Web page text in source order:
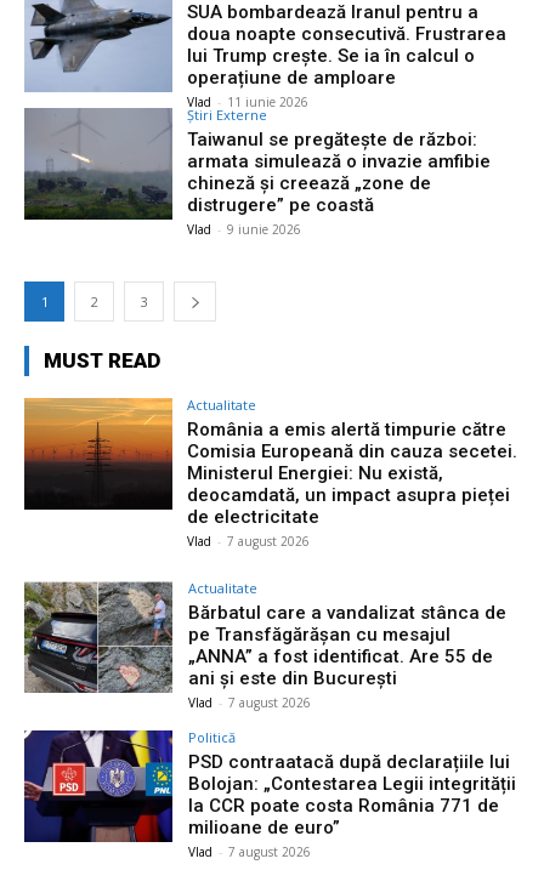
SUA bombardează Iranul pentru a
doua noapte consecutivă. Frustrarea
lui Trump crește. Se ia în calcul o
operațiune de amploare
Vlad - 11 iunie 2026
Știri Externe
Taiwanul se pregătește de război:
armata simulează o invazie amfibie
chineză și creează „zone de
distrugere” pe coastă
Vlad - 9 iunie 2026
1 2 3
MUST READ
Actualitate
România a emis alertă timpurie către
Comisia Europeană din cauza secetei.
Ministerul Energiei: Nu există,
deocamdată, un impact asupra pieței
de electricitate
Vlad - 7 august 2026
Actualitate
Bărbatul care a vandalizat stânca de
pe Transfăgărășan cu mesajul
„ANNA” a fost identificat. Are 55 de
ani și este din București
Vlad - 7 august 2026
Politică
PSD contraatacă după declarațiile lui
Bolojan: „Contestarea Legii integrității
la CCR poate costa România 771 de
milioane de euro”
Vlad - 7 august 2026